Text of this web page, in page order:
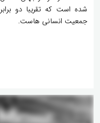
شده است که تقریبا دو برابر
جمعیت انسانی هاست.